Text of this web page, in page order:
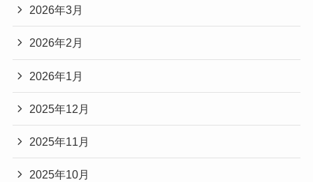
2026年3月
2026年2月
2026年1月
2025年12月
2025年11月
2025年10月